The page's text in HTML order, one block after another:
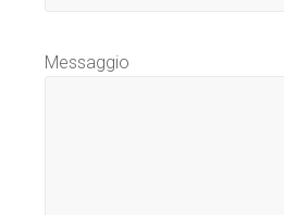
Messaggio